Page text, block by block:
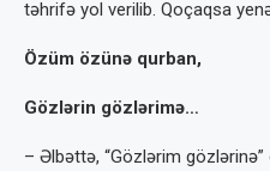
təhrifə yol verilib. Qo­çaqsa
Özüm özünə qurban,
Gözlərin gözlərimə…
– Əlbəttə, “Gözlərim gözlərinə”